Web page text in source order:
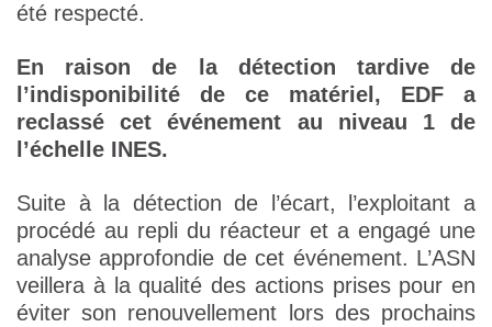
été respecté.
En raison de la détection tardive de
l’indisponibilité de ce matériel, EDF a
reclassé cet événement au niveau 1 de
l’échelle INES.
Suite à la détection de l’écart, l’exploitant a
procédé au repli du réacteur et a engagé une
analyse approfondie de cet événement. L’ASN
veillera à la qualité des actions prises pour en
éviter son renouvellement lors des prochains